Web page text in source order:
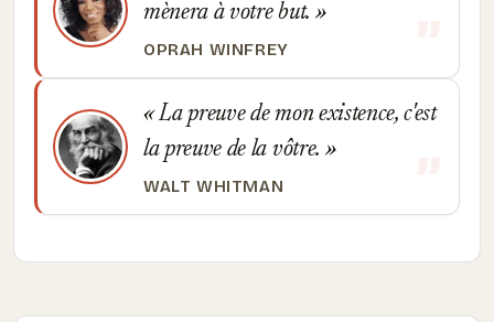
mènera à votre but.
OPRAH WINFREY
La preuve de mon existence, c'est
la preuve de la vôtre.
WALT WHITMAN